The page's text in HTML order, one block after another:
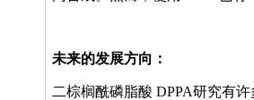
未来的发展方向：
二棕榈酰磷脂酸 DPPA研究有